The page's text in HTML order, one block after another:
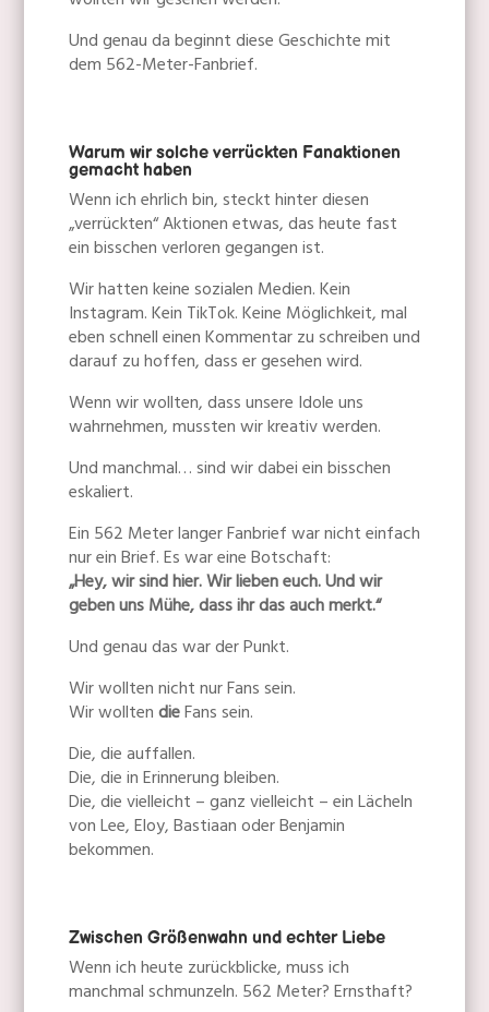
Und genau da beginnt diese Geschichte mit
dem 562-Meter-Fanbrief.
Warum wir solche verrückten Fanaktionen
gemacht haben
Wenn ich ehrlich bin, steckt hinter diesen
„verrückten“ Aktionen etwas, das heute fast
ein bisschen verloren gegangen ist.
Wir hatten keine sozialen Medien. Kein
Instagram. Kein TikTok. Keine Möglichkeit, mal
eben schnell einen Kommentar zu schreiben und
darauf zu hoffen, dass er gesehen wird.
Wenn wir wollten, dass unsere Idole uns
wahrnehmen, mussten wir kreativ werden.
Und manchmal… sind wir dabei ein bisschen
eskaliert.
Ein 562 Meter langer Fanbrief war nicht einfach
nur ein Brief. Es war eine Botschaft:
„Hey, wir sind hier. Wir lieben euch. Und wir
geben uns Mühe, dass ihr das auch merkt.“
Und genau das war der Punkt.
Wir wollten nicht nur Fans sein.
Wir wolltendieFans sein.
Die, die auffallen.
Die, die in Erinnerung bleiben.
Die, die vielleicht – ganz vielleicht – ein Lächeln
von Lee, Eloy, Bastiaan oder Benjamin
bekommen.
Zwischen Größenwahn und echter Liebe
Wenn ich heute zurückblicke, muss ich
manchmal schmunzeln. 562 Meter? Ernsthaft?